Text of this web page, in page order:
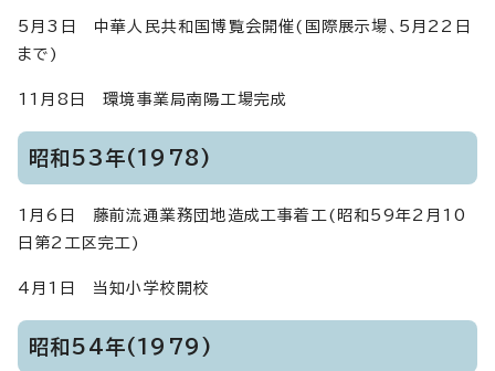
5月3日 中華人民共和国博覧会開催(国際展示場、5月22日
まで)
11月8日 環境事業局南陽工場完成
昭和53年(1978)
1月6日 藤前流通業務団地造成工事着工(昭和59年2月10
日第2工区完工)
4月1日 当知小学校開校
昭和54年(1979)